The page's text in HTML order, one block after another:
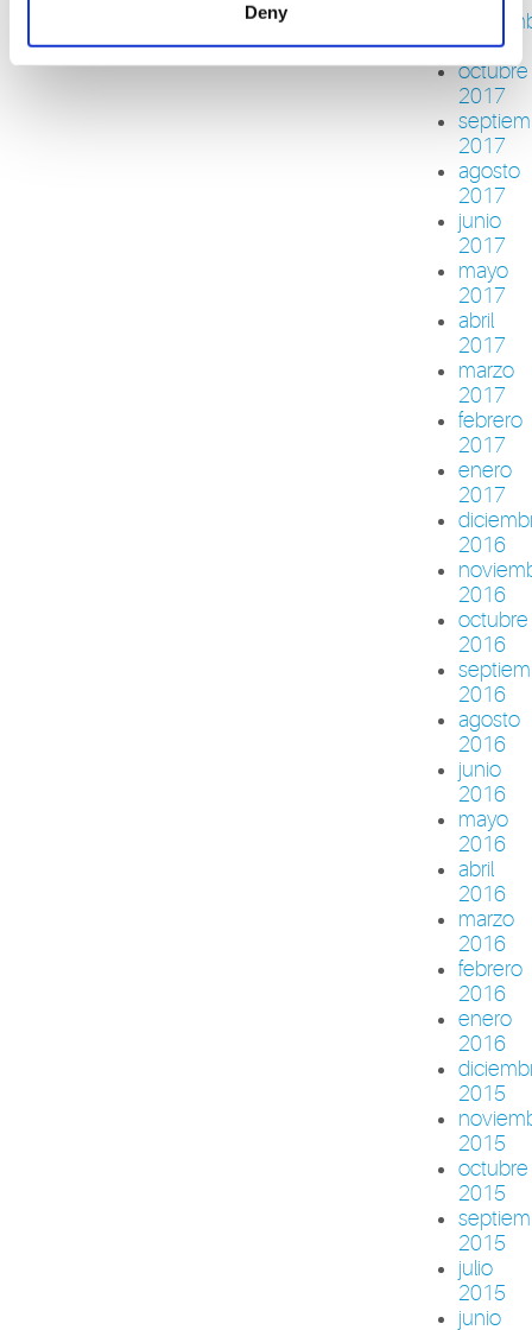
Deny
2017
octubre
2017
2017
agosto
2017
junio
2017
mayo
2017
abril
2017
marzo
2017
febrero
2017
enero
2017
2016
2016
octubre
2016
2016
agosto
2016
junio
2016
mayo
2016
abril
2016
marzo
2016
febrero
2016
enero
2016
2015
2015
octubre
2015
2015
julio
2015
junio